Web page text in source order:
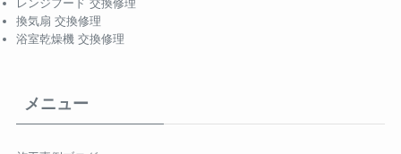
レンジフード 交換修理
換気扇 交換修理
浴室乾燥機 交換修理
メニュー